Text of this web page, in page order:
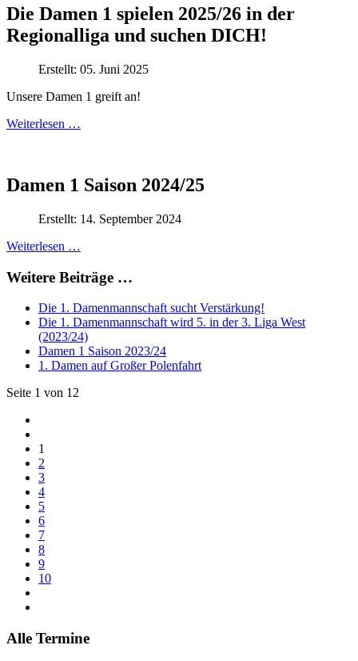
Die Damen 1 spielen 2025/26 in der
Regionalliga und suchen DICH!
Erstellt: 05. Juni 2025
Unsere Damen 1 greift an!
Weiterlesen …
Damen 1 Saison 2024/25
Erstellt: 14. September 2024
Weiterlesen …
Weitere Beiträge …
Die 1. Damenmannschaft sucht Verstärkung!
Die 1. Damenmannschaft wird 5. in der 3. Liga West
(2023/24)
Damen 1 Saison 2023/24
1. Damen auf Großer Polenfahrt
Seite 1 von 12
1
2
3
4
5
6
7
8
9
10
Alle Termine